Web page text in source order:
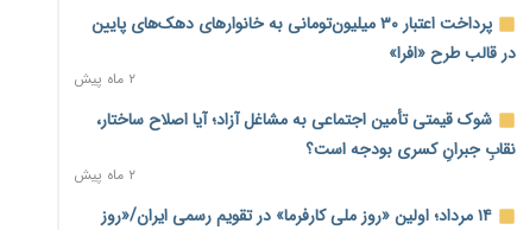
۱ ساعت پیش
ترمیم مزد در راه است؟ تأکید بر افزایش مزد پایه و شفافیت سبد
وام بدون رتبه اعتباری؛ صندوق کارآفرینی امید از حمایت متفاوت
۲ ساعت پیش
پرداخت اعتبار ۳۰ میلیون‌تومانی به خانوارهای دهک‌های پایین
در قالب طرح «افرا»
۲ ماه پیش
شوک قیمتی تأمین اجتماعی به مشاغل آزاد؛ آیا اصلاح ساختار،
نقابِ جبرانِ کسری بودجه است؟
۲ ماه پیش
۱۴ مرداد؛ اولین «روز ملی کارفرما» در تقویم رسمی ایران/«روز